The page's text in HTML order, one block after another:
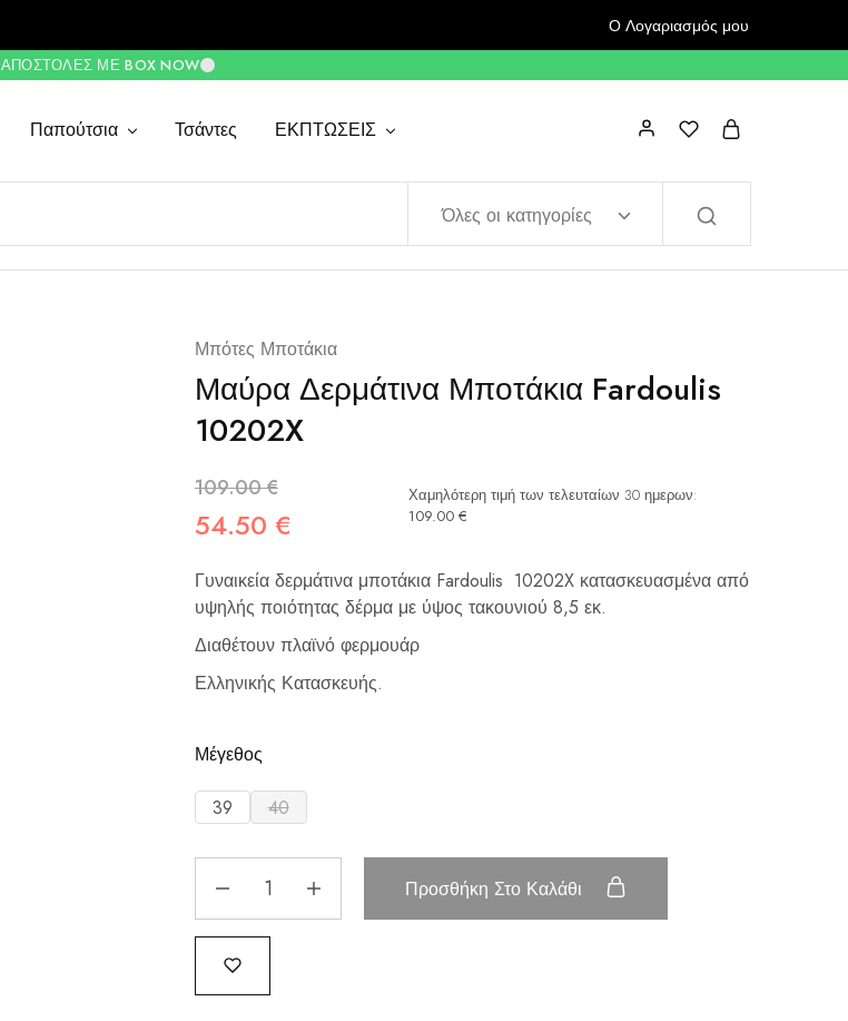
Ο Λογαριασμός μου
ΑΠΟΣΤΟΛΈΣ ΜΕ BOX NOW
Παπούτσια Τσάντες ΕΚΠΤΩΣΕΙΣ
Όλες οι κατηγορίες
Μπότες Μποτάκια
Μαύρα Δερμάτινα Μποτάκια Fardoulis
10202X
109.00€
54.50 €
Χαμηλότερη τιμή των τελευταίων 30 ημερων:
109.00€
Γυναικεία δερμάτινα μποτάκια Fardoulis 10202X κατασκευασμένα από
υψηλής ποιότητας δέρμα με ύψος τακουνιού 8,5 εκ.
Διαθέτουν πλαϊνό φερμουάρ
Ελληνικής Κατασκευής.
Μέγεθος
39 40
Προσθήκη Στο Καλάθι